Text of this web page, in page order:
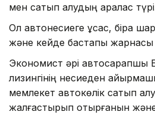
мен сатып алудың аралас
Ол автонесиеге ұқсас, бірақ
және кейде бастапқы
Экономист әрі автосарапшы
лизингінің несиеден
мемлекет автокөлік сатып
жалғастырып отырғанын